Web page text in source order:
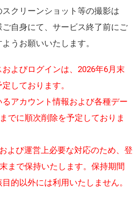
クリーンショット等の撮影は
自身にて、サービス終了前にご
うお願いいたします。
よびログインは、2026年6月末
しております。
アカウント情報および各種デー
でに順次削除を予定しておりま
よび運営上必要な対応のため、登
まで保持いたします。保持期間
的以外には利用いたしません。